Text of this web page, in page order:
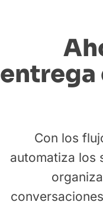
Con los
automatiza los